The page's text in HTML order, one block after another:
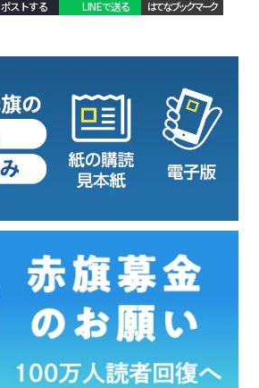
ポストする LINEで送る はてなブックマーク